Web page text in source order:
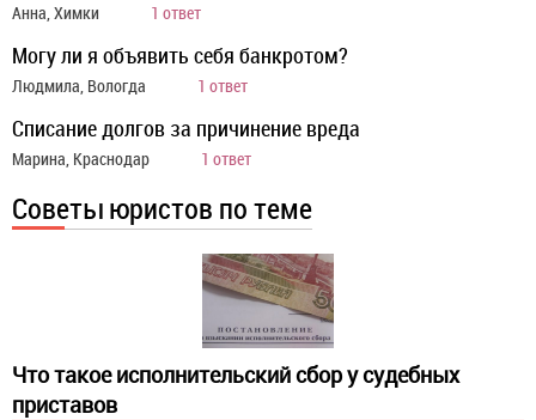
Анна, Химки 1 ответ
Могу ли я объявить себя банкротом?
Людмила, Вологда 1 ответ
Списание долгов за причинение вреда
Марина, Краснодар 1 ответ
Советы юристов по теме
Что такое исполнительский сбор у судебных
приставов